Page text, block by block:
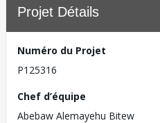
Projet Détails
Numéro du Projet
P125316
Chef d’équipe
Abebaw Alemayehu Bitew